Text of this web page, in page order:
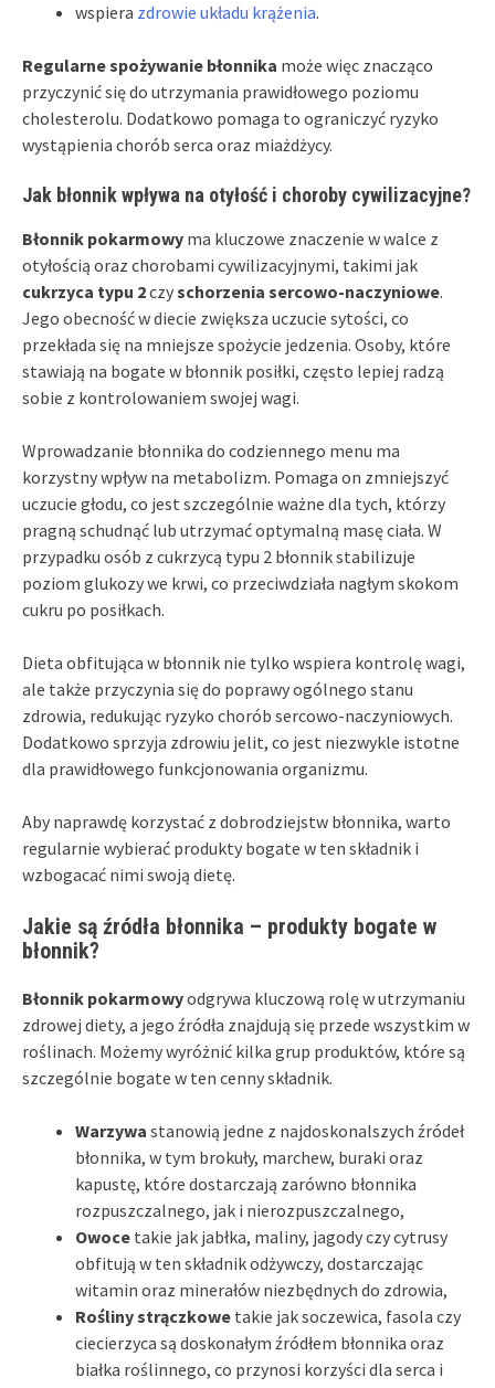
wspiera zdrowie układu krążenia.
Regularne spożywanie błonnika może więc znacząco
przyczynić się do utrzymania prawidłowego poziomu
cholesterolu. Dodatkowo pomaga to ograniczyć ryzyko
wystąpienia chorób serca oraz miażdżycy.
Jak błonnik wpływa na otyłość i choroby cywilizacyjne?
Błonnik pokarmowy ma kluczowe znaczenie w walce z
otyłością oraz chorobami cywilizacyjnymi, takimi jak
cukrzyca typu 2czyschorzenia sercowo-naczyniowe.
Jego obecność w diecie zwiększa uczucie sytości, co
przekłada się na mniejsze spożycie jedzenia. Osoby, które
stawiają na bogate w błonnik posiłki, często lepiej radzą
sobie z kontrolowaniem swojej wagi.
Wprowadzanie błonnika do codziennego menu ma
korzystny wpływ na metabolizm. Pomaga on zmniejszyć
uczucie głodu, co jest szczególnie ważne dla tych, którzy
pragną schudnąć lub utrzymać optymalną masę ciała. W
przypadku osób z cukrzycą typu 2 błonnik stabilizuje
poziom glukozy we krwi, co przeciwdziała nagłym skokom
cukru po posiłkach.
Dieta obfitująca w błonnik nie tylko wspiera kontrolę wagi,
ale także przyczynia się do poprawy ogólnego stanu
zdrowia, redukując ryzyko chorób sercowo-naczyniowych.
Dodatkowo sprzyja zdrowiu jelit, co jest niezwykle istotne
dla prawidłowego funkcjonowania organizmu.
Aby naprawdę korzystać z dobrodziejstw błonnika, warto
regularnie wybierać produkty bogate w ten składnik i
wzbogacać nimi swoją dietę.
Jakie są źródła błonnika – produkty bogate w
błonnik?
Błonnik pokarmowyodgrywa kluczową rolę w utrzymaniu
zdrowej diety, a jego źródła znajdują się przede wszystkim w
roślinach. Możemy wyróżnić kilka grup produktów, które są
szczególnie bogate w ten cenny składnik.
Warzywa stanowią jedne z najdoskonalszych źródeł
błonnika, w tym brokuły, marchew, buraki oraz
kapustę, które dostarczają zarówno błonnika
rozpuszczalnego, jak i nierozpuszczalnego,
Owoce takie jak jabłka, maliny, jagody czy cytrusy
obfitują w ten składnik odżywczy, dostarczając
witamin oraz minerałów niezbędnych do zdrowia,
Rośliny strączkowe takie jak soczewica, fasola czy
ciecierzyca są doskonałym źródłem błonnika oraz
białka roślinnego, co przynosi korzyści dla serca i